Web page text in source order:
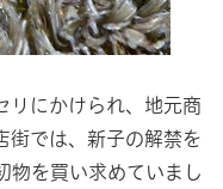
リにかけられ、地元商
街では、新子の解禁を
物を買い求めていまし